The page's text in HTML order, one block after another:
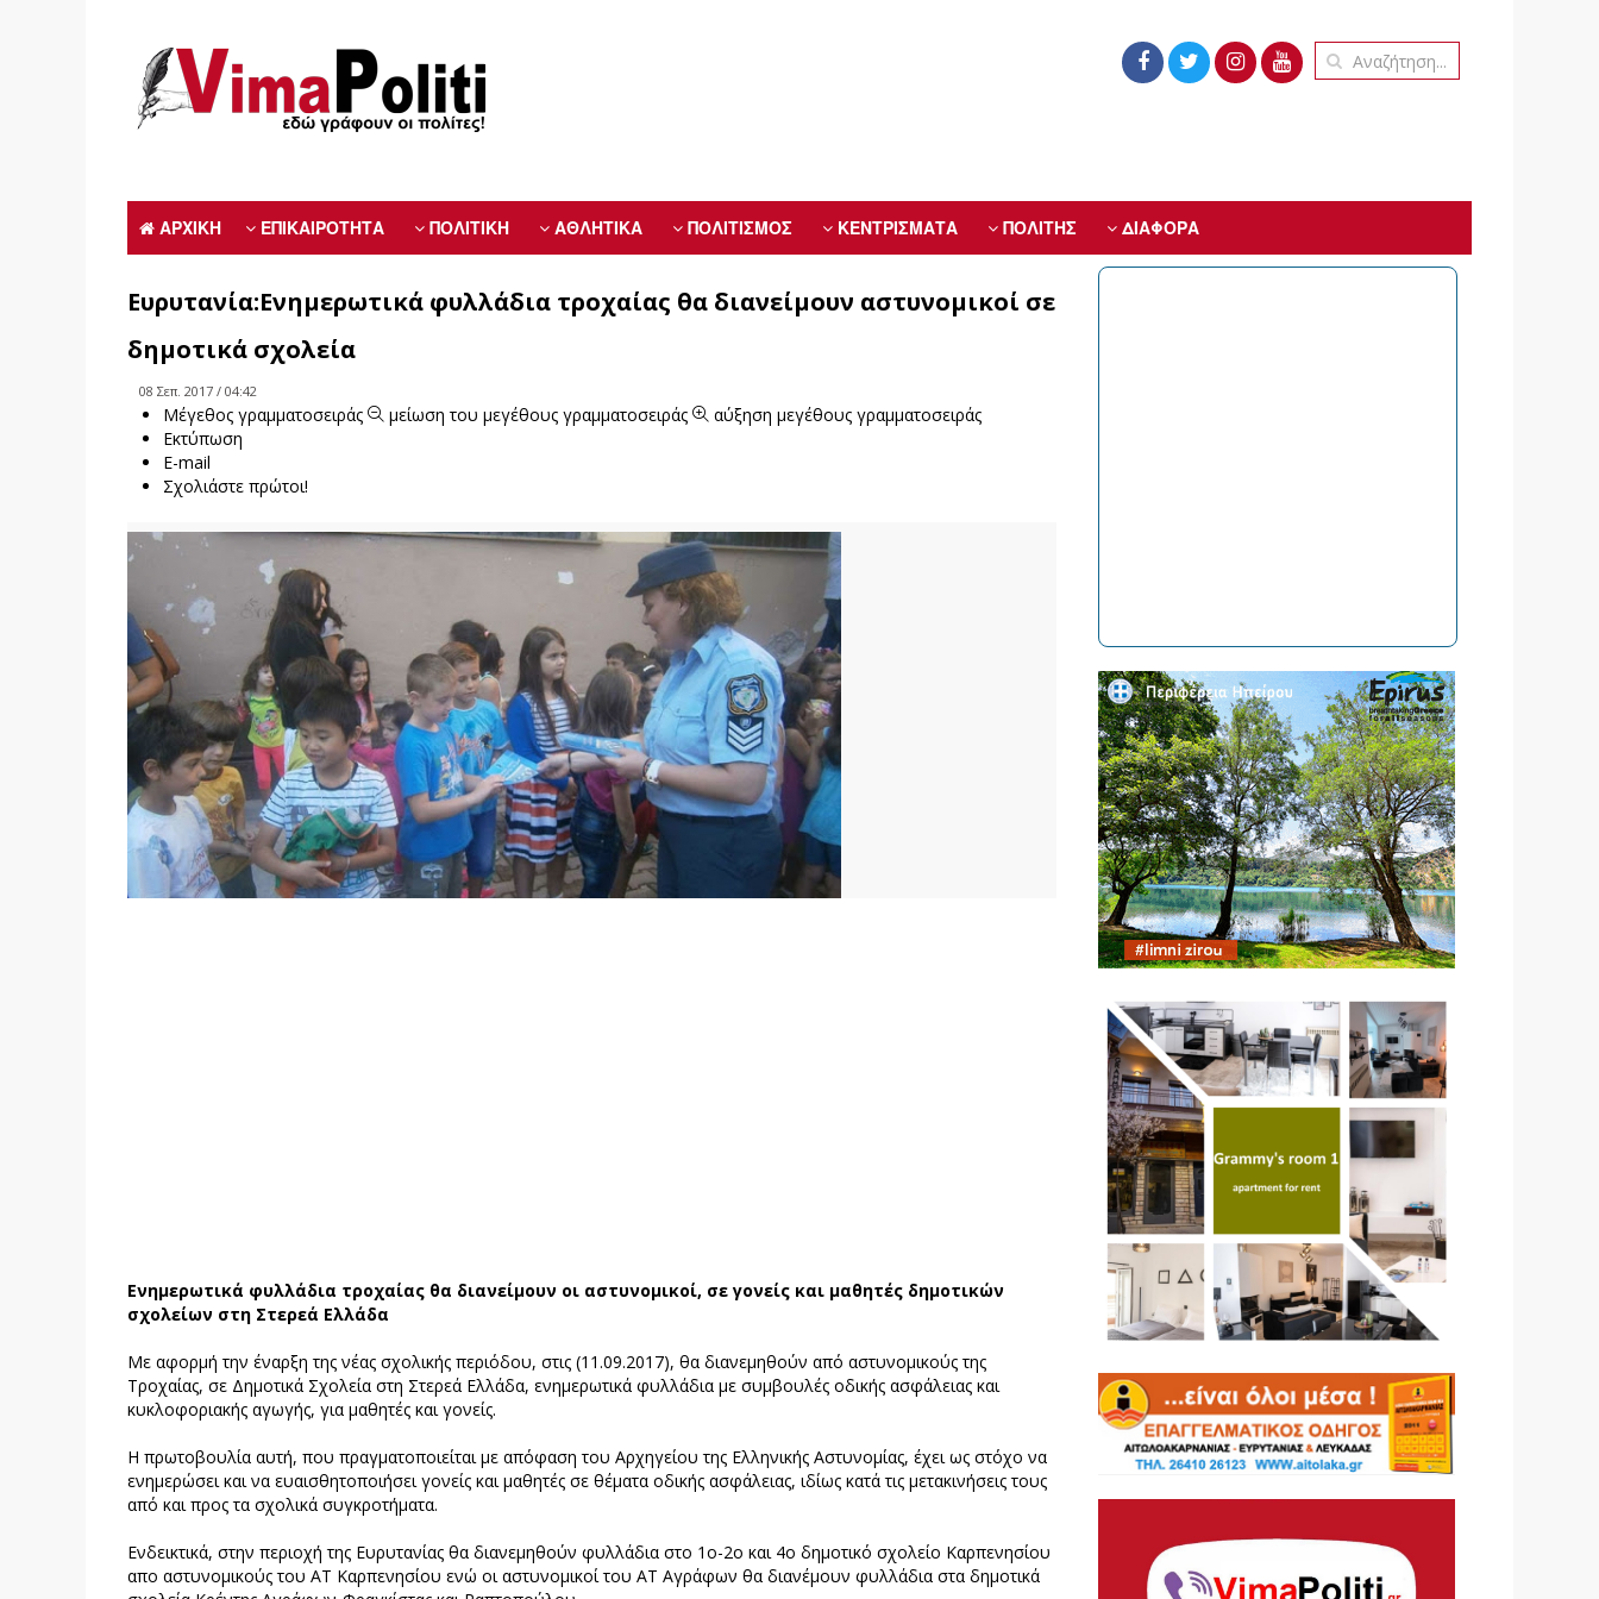
ΑΡΧΙΚΗ ΕΠΙΚΑΙΡΟΤΗΤΑ ΠΟΛΙΤΙΚΗ ΑΘΛΗΤΙΚΑ ΠΟΛΙΤΙΣΜΟΣ ΚΕΝΤΡΙΣΜΑΤΑ ΠΟΛΙΤΗΣ ΔΙΑΦΟΡΑ
Ευρυτανία:Ενημερωτικά φυλλάδια τροχαίας θα διανείμουν αστυνομικοί σε
δημοτικά σχολεία
08 Σεπ. 2017 / 04:42
Μέγεθος γραμματοσειράς μείωση του μεγέθους γραμματοσειράς
αύξηση μεγέθους γραμματοσειράς
Εκτύπωση
E-mail
Σχολιάστε πρώτοι!
Ενημερωτικά φυλλάδια τροχαίας θα διανείμουν οι αστυνομικοί, σε γονείς και μαθητές δημοτικών
σχολείων στη Στερεά Ελλάδα
Με αφορμή την έναρξη της νέας σχολικής περιόδου, στις (11.09.2017), θα διανεμηθούν από αστυνομικούς της
Τροχαίας, σε Δημοτικά Σχολεία στη Στερεά Ελλάδα, ενημερωτικά φυλλάδια με συμβουλές οδικής ασφάλειας και
κυκλοφοριακής αγωγής, για μαθητές και γονείς.
Η πρωτοβουλία αυτή, που πραγματοποιείται με απόφαση του Αρχηγείου της Ελληνικής Αστυνομίας, έχει ως στόχο να
ενημερώσει και να ευαισθητοποιήσει γονείς και μαθητές σε θέματα οδικής ασφάλειας, ιδίως κατά τις μετακινήσεις τους
από και προς τα σχολικά συγκροτήματα.
Ενδεικτικά, στην περιοχή της Ευρυτανίας θα διανεμηθούν φυλλάδια στο 1ο-2ο και 4ο δημοτικό σχολείο Καρπενησίου
απο αστυνομικούς του ΑΤ Καρπενησίου ενώ οι αστυνομικοί του ΑΤ Αγράφων θα διανέμουν φυλλάδια στα δημοτικά